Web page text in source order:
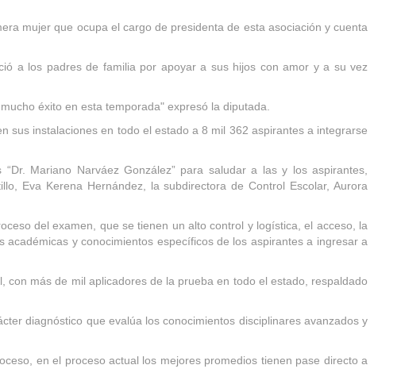
mujer que ocupa el cargo de presidenta de esta asociación y cuenta
a los padres de familia por apoyar a sus hijos con amor y a su vez
éxito en esta temporada" expresó la diputada.
sus instalaciones en todo el estado a 8 mil 362 aspirantes a integrarse
Mariano Narváez González” para saludar a las y los aspirantes,
Eva Kerena Hernández, la subdirectora de Control Escolar, Aurora
del examen, que se tienen un alto control y logística, el acceso, la
y conocimientos específicos de los aspirantes a ingresar a
más de mil aplicadores de la prueba en todo el estado, respaldado
diagnóstico que evalúa los conocimientos disciplinares avanzados y
en el proceso actual los mejores promedios tienen pase directo a